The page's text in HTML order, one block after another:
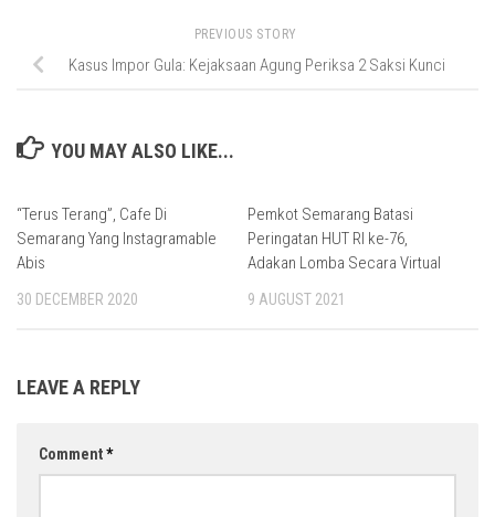
PREVIOUS STORY
Kasus Impor Gula: Kejaksaan Agung Periksa 2 Saksi Kunci
YOU MAY ALSO LIKE...
“Terus Terang”, Cafe Di
Semarang Yang Instagramable
Abis
30 DECEMBER 2020
Pemkot Semarang Batasi
Peringatan HUT RI ke-76,
Adakan Lomba Secara Virtual
9 AUGUST 2021
LEAVE A REPLY
Comment*